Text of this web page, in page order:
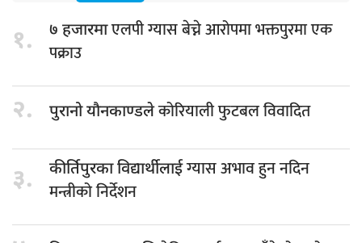
१. ७ हजारमाएलपी ग्यास बेच्ने आरोपमा भक्तपुरमा एक
पक्राउ
२. पुरानो यौनकाण्डलेकोरियाली फुटबल विवादित
३. कीर्तिपुरका विद्यार्थीलाईग्यास अभाव हुन नदिन
मन्त्रीको निर्देशन